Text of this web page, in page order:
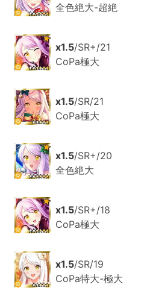
全色絶大-超絶
x1.5/SR+/21
CoPa極大
x1.5/SR/21
CoPa極大
x1.5/SR+/20
全色絶大
x1.5/SR+/18
CoPa極大
x1.5/SR/19
CoPa特大-極大